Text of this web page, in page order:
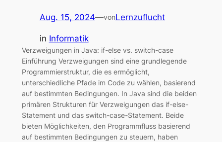
Aug. 15, 2024—vonLernzuflucht
in Informatik
Verzweigungen in Java: if-else vs. switch-case
Einführung Verzweigungen sind eine grundlegende
Programmierstruktur, die es ermöglicht,
unterschiedliche Pfade im Code zu wählen, basierend
auf bestimmten Bedingungen. In Java sind die beiden
primären Strukturen für Verzweigungen das if-else-
Statement und das switch-case-Statement. Beide
bieten Möglichkeiten, den Programmfluss basierend
auf bestimmten Bedingungen zu steuern, haben